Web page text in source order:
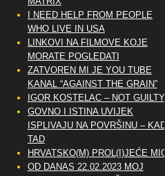
I NEED HELP FROM PEOPLE
WHO LIVE IN USA
LINKOVI NA FILMOVE KOJE
MORATE POGLEDATI
ZATVOREN MI JE YOU TUBE
KANAL “AGAINST THE GRAIN”
IGOR KOSTELAC – NOT GUILTY
GOVNO I ISTINA UVIJEK
ISPLIVAJU NA POVRŠINU – KAD
TAD
HRVATSKO(M) PROL(I)JEĆE MIG
OD DANAS 22.02.2023 MOJ